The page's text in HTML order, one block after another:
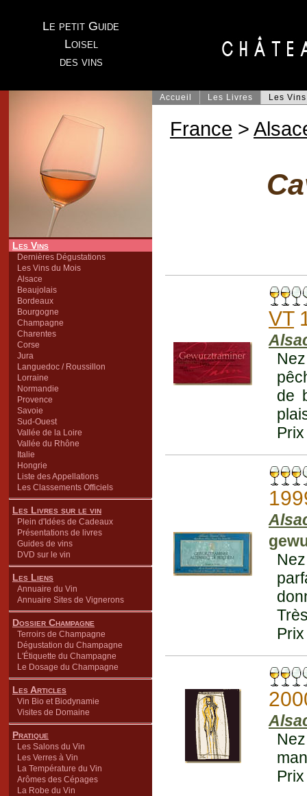
Le petit Guide
Loisel
des vins
Les Vins
Dernières Dégustations
Les Vins du Mois
Alsace
Beaujolais
Bordeaux
Bourgogne
Champagne
Charentes
Corse
Jura
Languedoc / Roussillon
Lorraine
Normandie
Provence
Savoie
Sud-Ouest
Vallée de la Loire
Vallée du Rhône
Italie
Hongrie
Liste des Appellations
Les Classements Officiels
Les Livres sur le vin
Plein d'Idées de Cadeaux
Présentations de livres
Guides de vins
DVD sur le vin
Les Liens
Annuaire du Vin
Annuaire Sites de Vignerons
Dossier Champagne
Terroirs de Champagne
Dégustation du Champagne
L'Étiquette du Champagne
Le Dosage du Champagne
Les Articles
Vin Bio et Biodynamie
Visites de Domaine
Pratique
Les Salons du Vin
Les Verres à Vin
La Température du Vin
Arômes des Cépages
La Robe du Vin
Accueil Les Livres Les Vins
France >
VT
de